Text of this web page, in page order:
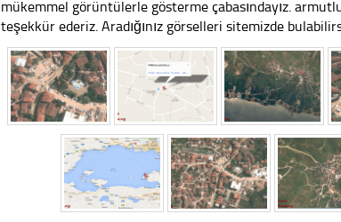
mükemmel görüntülerle gösterme çabasındayız.
teşekkür ederiz. Aradığınız görselleri sitemizde